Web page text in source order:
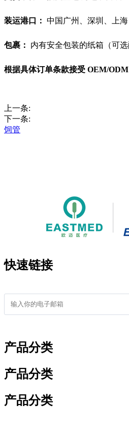
装运港口： 中国广州、深圳、上海
包裹： 内有安全包装的纸箱（可选
根据具体订单条款接受 OEM/
上一条:
下一条:
饲管
快速链接
产品分类
产品分类
产品分类